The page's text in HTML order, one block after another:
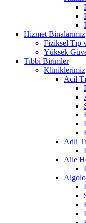
Hizmet Binalarımız
Fiziksel Tıp
Yüksek
Tıbbi Birimler
Kliniklerimiz
Acil
Adli
Aile